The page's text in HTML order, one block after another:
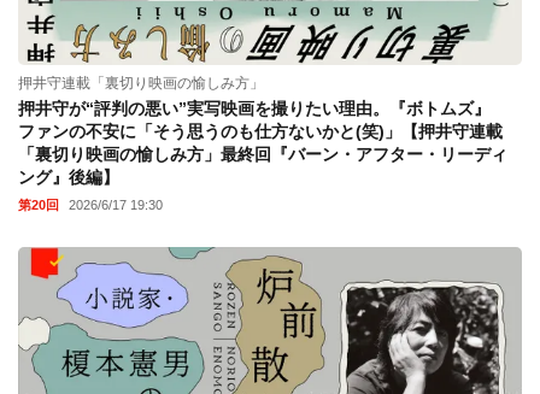
押井守連載「裏切り映画の愉しみ方」
押井守が“評判の悪い”実写映画を撮りたい理由。『ボトムズ』
ファンの不安に「そう思うのも仕方ないかと(笑)」【押井守連載
「裏切り映画の愉しみ方」最終回『バーン・アフター・リーディ
ング』後編】
第20回 2026/6/17 19:30